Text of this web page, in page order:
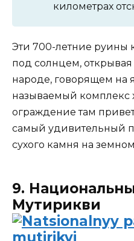
километрах
Эти 700-летние руины
под солнцем,
народе, говорящем на
называемый комплекс
ограждение там
самый удивительный
сухого камня на
9.
Мутирикви